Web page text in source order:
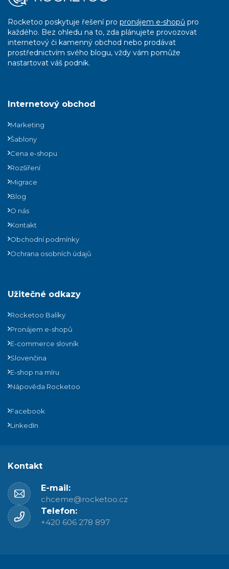
Rocketoo poskytuje řešení pro pronájem e-shopů pro
každého. Bez ohledu na to, zda plánujete provozovat
internetový či kamenný obchod nebo prodávat
prostřednictvím svého blogu, vždy vám pomůže
nastartovat váš podnik.
Internetový obchod
Marketing
Šablony
Cena e-shopu
Rozšíření
Migrace
Blog
O nás
Kontakt
Obchodní podmínky
Ochrana osobních údajů
Užitečné odkazy
Rocketoo Balíky
Pronájem e-shopů
E-commerce slovník
Slovenčina
E-shop na míru
Nápověda Rocketoo
Facebook
LinkedIn
Kontakt
E-mail:
chceme@rocketoo.cz
Telefon:
+420 606 278 897